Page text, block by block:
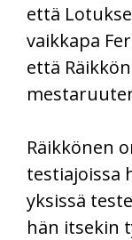
että
vaikkapa
että
Räikkönen
testiajoissa
yksissä
hän itsekin